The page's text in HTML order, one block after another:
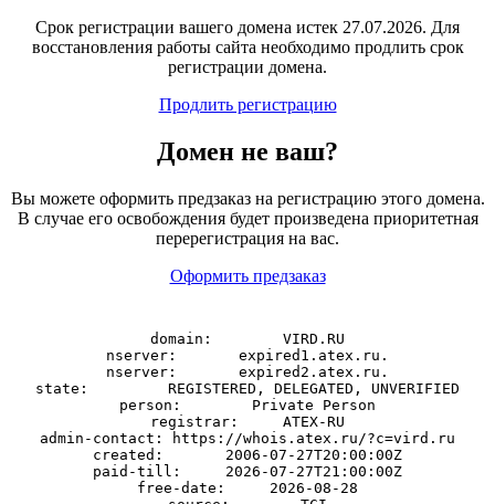
Срок регистрации вашего домена истек 27.07.2026. Для
восстановления работы сайта необходимо продлить срок
регистрации домена.
Продлить регистрацию
Домен не ваш?
Вы можете оформить предзаказ на регистрацию этого домена.
В случае его освобождения будет произведена приоритетная
перерегистрация на вас.
Оформить предзаказ
domain:        VIRD.RU
nserver:       expired1.atex.ru.
nserver:       expired2.atex.ru.
state:         REGISTERED, DELEGATED, UNVERIFIED
person:        Private Person
registrar:     ATEX-RU
admin-contact: https://whois.atex.ru/?c=vird.ru
created:       2006-07-27T20:00:00Z
paid-till:     2026-07-27T21:00:00Z
free-date:     2026-08-28